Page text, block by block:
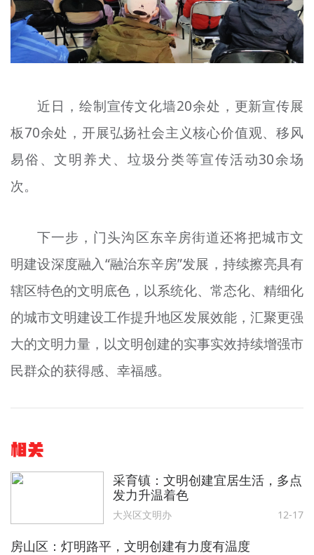
近日，绘制宣传文化墙20余处，更新宣传展
板70余处，开展弘扬社会主义核心价值观、移风
易俗、文明养犬、垃圾分类等宣传活动30余场
次。
下一步，门头沟区东辛房街道还将把城市文
明建设深度融入“融治东辛房”发展，持续擦亮具有
辖区特色的文明底色，以系统化、常态化、精细化
的城市文明建设工作提升地区发展效能，汇聚更强
大的文明力量，以文明创建的实事实效持续增强市
民群众的获得感、幸福感。
相关
采育镇：文明创建宜居生活，多点
发力升温着色
大兴区文明办 12-17
房山区：灯明路平，文明创建有力度有温度